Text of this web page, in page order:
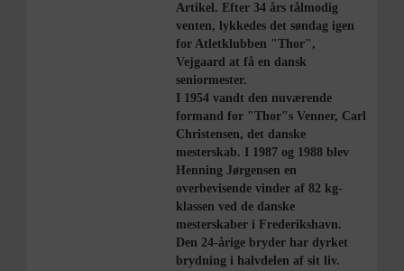
Artikel. Efter 34 års tålmodig
venten, lykkedes det søndag igen
for Atletklubben "Thor",
Vejgaard at få en dansk
seniormester.
I 1954 vandt den nuværende
formand for "Thor"s Venner, Carl
Christensen, det danske
mesterskab. I 1987 og 1988 blev
Henning Jørgensen en
overbevisende vinder af 82 kg-
klassen ved de danske
mesterskaber i Frederikshavn.
Den 24-årige bryder har dyrket
brydning i halvdelen af sit liv.